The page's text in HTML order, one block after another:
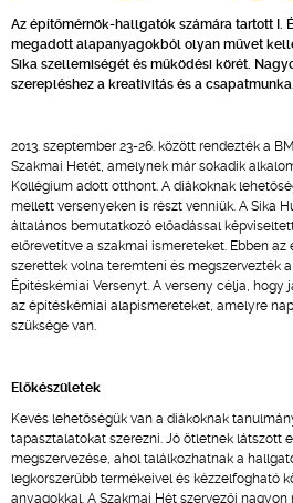
Az építőmérnök-hallgatók számára tartott I.
megadott alapanyagokból olyan művet
Sika szellemiségét és működési körét.
szerepléshez a kreativitás és a csapatmunka.
2013. szeptember 23-26. között rendezték a
Szakmai Hetét, amelynek már sokadik
Kollégium adott otthont. A diákoknak
mellett versenyeken is részt venniük. A Sika
általános bemutatkozó előadással
előrevetítve a szakmai ismereteket. Ebben
szerettek volna teremteni és megszervezték
Építéskémiai Versenyt. A verseny célja, hogy
az építéskémiai alapismereteket, amelyre
szüksége van.
Előkészületek
Kevés lehetőségük van a diákoknak
tapasztalatokat szerezni. Jó ötletnek látszott
megszervezése, ahol találkozhatnak a
legkorszerűbb termékeivel és kézzelfogható
anyagokkal. A Szakmai Hét szervezői